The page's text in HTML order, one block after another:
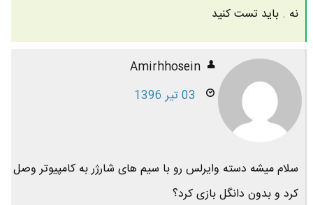
نه . باید تست کنید
Amirhhosein
03 تیر 1396
سلام میشه دسته وایرلس رو با سیم های شارژر به کامپیوتر وصل
کرد و بدون دانگل بازی کرد؟